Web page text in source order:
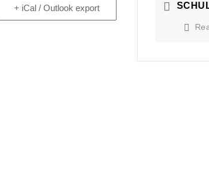
+ iCal / Outlook export